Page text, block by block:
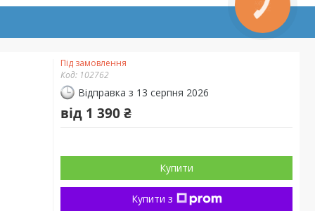
Під замовлення
Код: 102762
Відправка з 13 серпня 2026
від 1 390 ₴
Купити
Купити з
КНОПКА
ЗВ'ЯЗКУ